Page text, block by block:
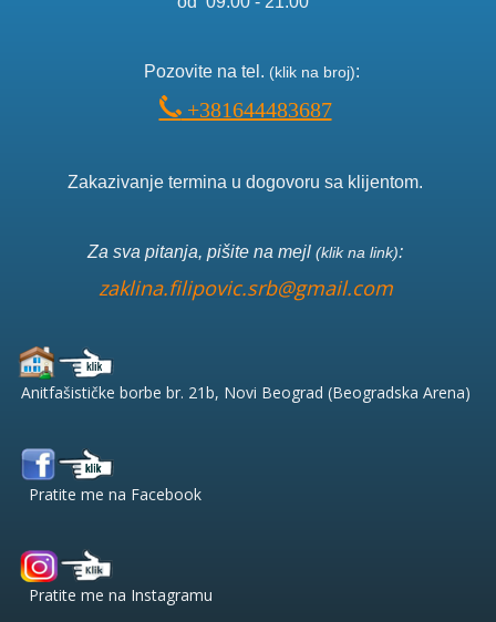
Pozovite na tel. (klik na broj):
+381644483687
Zakazivanje termina u dogovoru sa klijentom.
Za sva pitanja, pišite na mejl (klik na link):
zaklina.filipovic.srb@gmail.com
Anitfašističke borbe br. 21b, Novi Beograd (Beogradska Arena)
Pratite me na Facebook
Pratite me na Instagramu